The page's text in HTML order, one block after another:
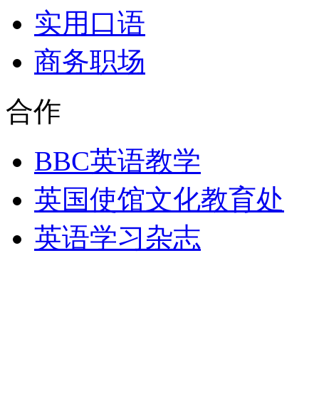
实用口语
商务职场
合作
BBC英语教学
英国使馆文化教育处
英语学习杂志